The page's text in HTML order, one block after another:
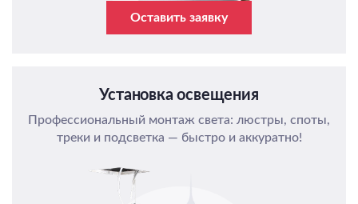
Оставить заявку
Установка освещения
Профессиональный монтаж света: люстры, споты,
треки и подсветка — быстро и аккуратно!